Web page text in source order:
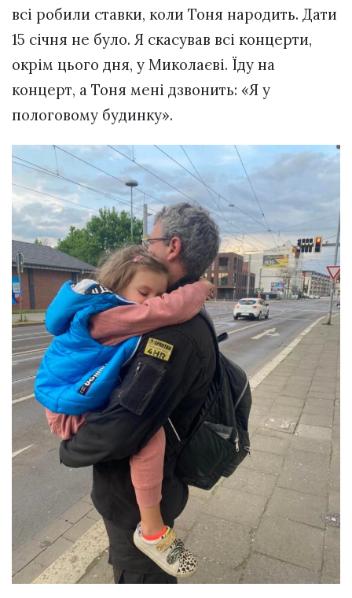
всі робили ставки, коли Тоня народить. Дати
15 січня не було. Я скасував всі концерти,
окрім цього дня, у Миколаєві. Їду на
концерт, а Тоня мені дзвонить: «Я у
пологовому будинку».